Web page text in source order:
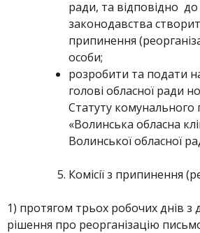
ради, та відповідно
законодавства
припинення
особи;
розробити та подати
голові обласної ради
Статуту комунального
«Волинська обласна
Волинської обласної
Комісії з припинення
1) протягом трьох робочих днів з
рішення про реорганізацію